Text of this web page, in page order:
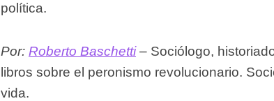
política.
Por: Roberto Baschetti– Sociólogo,
libros sobre el peronismo revolucionario.
vida.